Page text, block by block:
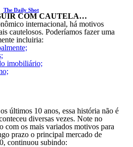
The Daily Shot
COM CAUTELA…
internacional, há motivos
cautelosos. Poderíamos fazer uma
incluiria:
imobiliário;
últimos 10 anos, essa história não é
diversas vezes. Note no
com os mais variados motivos para
prazo o principal mercado de
continuou subindo: